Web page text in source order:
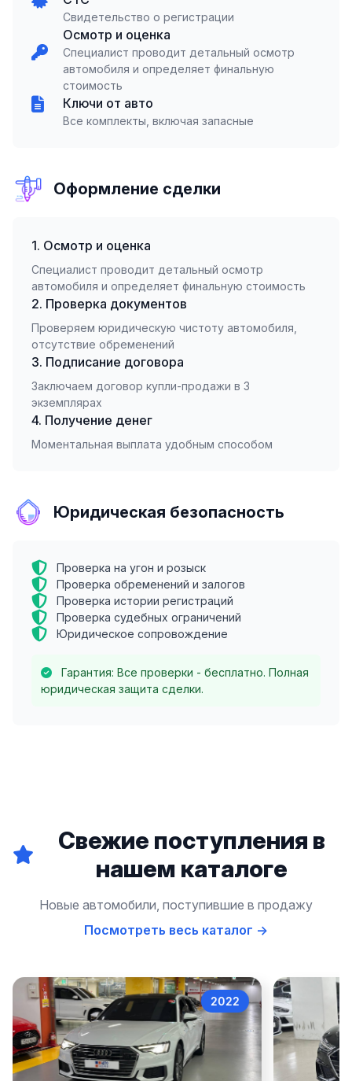
Свидетельство о регистрации
Осмотр и оценка
Специалист проводит детальный осмотр
автомобиля и определяет финальную
стоимость
Ключи от авто
Все комплекты, включая запасные
Оформление сделки
1. Осмотр и оценка
Специалист проводит детальный осмотр
автомобиля и определяет финальную стоимость
2. Проверка документов
Проверяем юридическую чистоту автомобиля,
отсутствие обременений
3. Подписание договора
Заключаем договор купли-продажи в 3
экземплярах
4. Получение денег
Моментальная выплата удобным способом
Юридическая безопасность
Проверка на угон и розыск
Проверка обременений и залогов
Проверка истории регистраций
Проверка судебных ограничений
Юридическое сопровождение
Гарантия: Все проверки - бесплатно. Полная
юридическая защита сделки.
Свежие поступления в
нашем каталоге
Новые автомобили, поступившие в продажу
Посмотреть весь каталог →
Audi A6
2022